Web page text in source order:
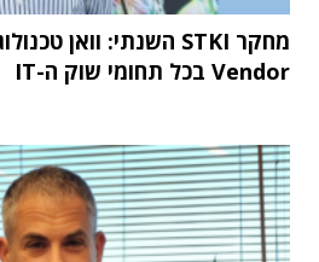
Vendor בכל תחומי שוק ה-IT